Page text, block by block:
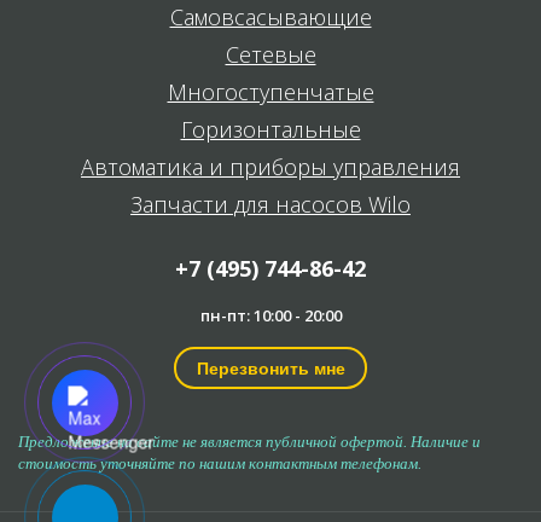
Самовсасывающие
Сетевые
Многоступенчатые
Горизонтальные
Автоматика и приборы управления
Запчасти для насосов Wilo
+7 (495) 744-86-42
пн-пт: 10:00 - 20:00
Перезвонить мне
Предложение на сайте не является публичной офертой. Наличие и
стоимость уточняйте по нашим контактным телефонам.